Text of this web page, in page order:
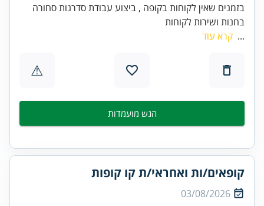
בזמנים שאין לקוחות בקופה , ביצוע עבודת סדרנות סחורה
בחנות ושירות לקוחות
... קרא עוד
⚠
הגש מועמדות
קופאים/ות ואחראי/ת קו קופות
03/08/2026